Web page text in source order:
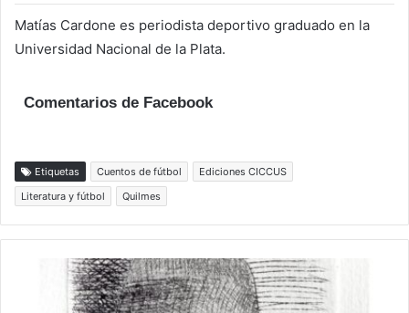
Matías Cardone es periodista deportivo graduado en la
Universidad Nacional de la Plata.
Comentarios de Facebook
Etiquetas Cuentos de fútbol
Ediciones CICCUS
Literatura y fútbol
Quilmes